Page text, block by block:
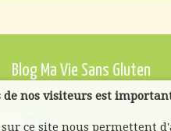
Blog Ma Vie Sans Gluten
Ekibio
nos visiteurs est
ce site nous permettent